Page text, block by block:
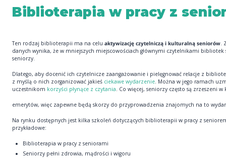
Biblioterapia w pracy z
Ten rodzaj biblioterapii ma na celu aktywizację czytelniczą i kulturalną seniorów.
danych wynika, że w mniejszych miejscowościach głównymi czytelnikami bibliotek
seniorzy.
Dlatego, aby docenić ich czytelnicze zaangażowanie i pielęgnować relacje z
z myślą o nich zorganizować jakieś ciekawe wydarzenie. Można w jego ramach
uczestnikom korzyści płynące z czytania. Co więcej, seniorzy często są zrzeszeni w
emerytów, więc zapewne będą skorzy do przyprowadzenia znajomych na to
Na rynku dostępnych jest kilka szkoleń dotyczących biblioterapii w pracy z
przykładowe:
Biblioterapia w pracy z seniorami
Seniorzy pełni zdrowia, mądrości i wigoru